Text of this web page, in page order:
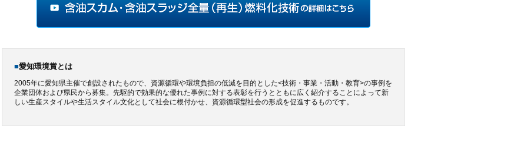
■愛知環境賞とは
2005年に愛知県主催で創設されたもので、資源循環や環境負担の低減を目的とした<技術・事業・活動・教育>の事例を
企業団体および県民から募集。先駆的で効果的な優れた事例に対する表彰を行うとともに広く紹介することによって新
しい生産スタイルや生活スタイル文化として社会に根付かせ、資源循環型社会の形成を促進するものです。